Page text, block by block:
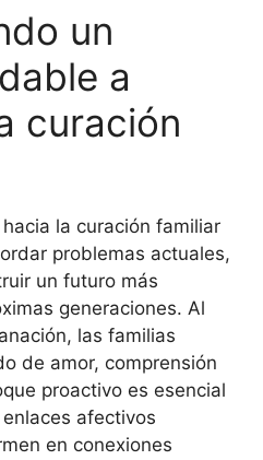
un
a
curación
la curación familiar
problemas actuales,
un futuro más
generaciones. Al
las familias
de amor, comprensión
proactivo es esencial
afectivos
en conexiones